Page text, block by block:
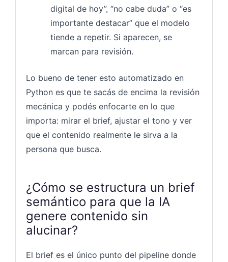
digital de hoy”, “no cabe duda” o “es
importante destacar” que el modelo
tiende a repetir. Si aparecen, se
marcan para revisión.
Lo bueno de tener esto automatizado en
Python es que te sacás de encima la revisión
mecánica y podés enfocarte en lo que
importa: mirar el brief, ajustar el tono y ver
que el contenido realmente le sirva a la
persona que busca.
¿Cómo se estructura un brief
semántico para que la IA
genere contenido sin
alucinar?
El brief es el único punto del pipeline donde